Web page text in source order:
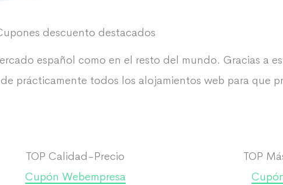
descuento destacados
español como en el resto del mundo. Gracias a
prácticamente todos los alojamientos web para que
TOP Calidad-Precio
Cupón Webempresa
TOP